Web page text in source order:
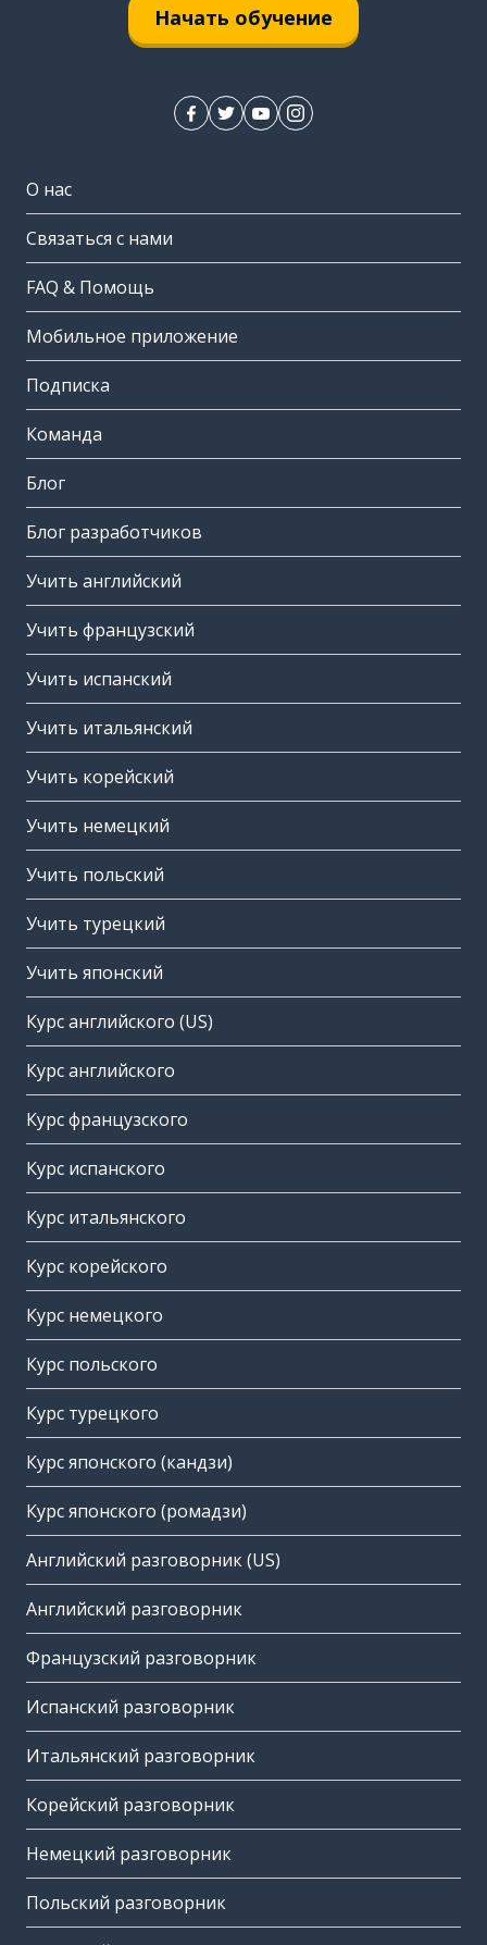
Начать обучение
О нас
Связаться с нами
FAQ & Помощь
Мобильное приложение
Подписка
Команда
Блог
Блог разработчиков
Учить английский
Учить французский
Учить испанский
Учить итальянский
Учить корейский
Учить немецкий
Учить польский
Учить турецкий
Учить японский
Курс английского (US)
Курс английского
Курс французского
Курс испанского
Курс итальянского
Курс корейского
Курс немецкого
Курс польского
Курс турецкого
Курс японского (кандзи)
Курс японского (ромадзи)
Английский разговорник (US)
Английский разговорник
Французский разговорник
Испанский разговорник
Итальянский разговорник
Корейский разговорник
Немецкий разговорник
Польский разговорник